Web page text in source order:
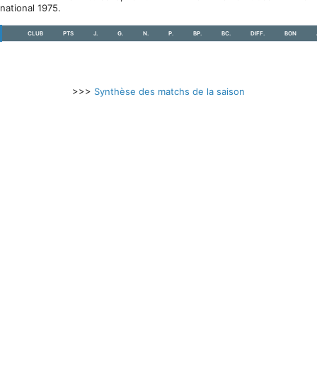
national 1975.
CLUB PTS J. G. N. P. BP. BC. DIFF. BON
>>> Synthèse des matchs de la saison